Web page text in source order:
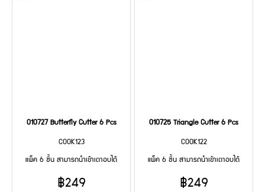
010727 Butterfly Cutter 6 Pcs
COOK123
แพ็ค 6 ชิ้น สามารถนำเข้าเตาอบได้
฿249
010725 Triangle Cutter 6 Pcs
COOK122
แพ็ค 6 ชิ้น สามารถนำเข้าเตาอบได้
฿249